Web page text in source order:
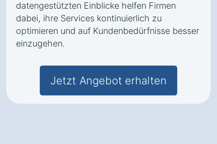
datengestützten Einblicke helfen Firmen
dabei, ihre Services kontinuierlich zu
optimieren und auf Kundenbedürfnisse besser
einzugehen.
Jetzt Angebot erhalten